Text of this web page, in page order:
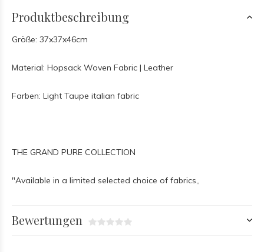
Produktbeschreibung
Größe: 37x37x46cm
Material: Hopsack Woven Fabric | Leather
Farben: Light Taupe italian fabric
THE GRAND PURE COLLECTION
"Available in a limited selected choice of fabrics,,
Bewertungen